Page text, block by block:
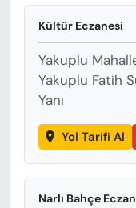
Kültür Eczanesi
Yakuplu
Yakuplu Fatih
Yanı
Yol Tarifi Al
Narlı Bahçe
MAGAZİN
ÖZEL HABER
YAZAR KÖŞESİ
SİYASET